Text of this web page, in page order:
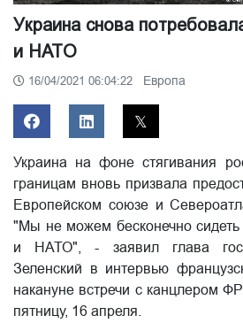
Украина снова
и НАТО
16/04/2021 06:04:22 Европа
Украина на фоне стягивания
границам вновь призвала
Европейском союзе и
"Мы не можем бесконечно
и НАТО", - заявил глава
Зеленский в интервью
накануне встречи с канцлером
пятницу, 16 апреля.